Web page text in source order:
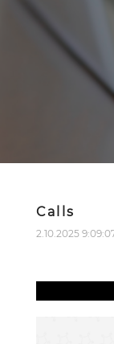
Calls
2.10.2025